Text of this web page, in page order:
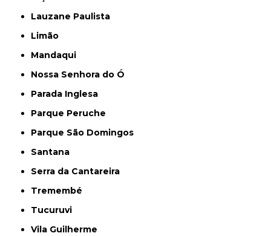
Lauzane Paulista
Limão
Mandaqui
Nossa Senhora do Ó
Parada Inglesa
Parque Peruche
Parque São Domingos
Santana
Serra da Cantareira
Tremembé
Tucuruvi
Vila Guilherme